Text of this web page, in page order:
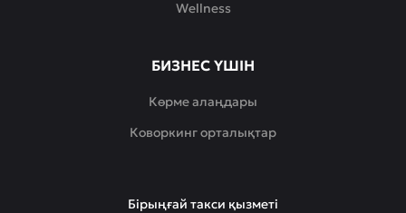
Wellness
БИЗНЕС ҮШІН
Көрме алаңдары
Коворкинг орталықтар
Бірыңғай такси қызметі